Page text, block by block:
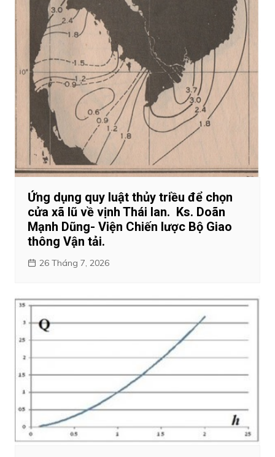
Ứng dụng quy luật thủy triều để chọn
cửa xã lũ về vịnh Thái lan. Ks. Doãn
Mạnh Dũng- Viện Chiến lược Bộ Giao
thông Vận tải.
26 Tháng 7, 2026